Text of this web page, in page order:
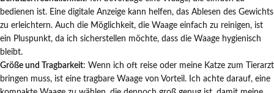
bedienen ist. Eine digitale Anzeige kann helfen, das Ablesen des Gewichts
zu erleichtern. Auch die Möglichkeit, die Waage einfach zu reinigen, ist
ein Pluspunkt, da ich sicherstellen möchte, dass die Waage hygienisch
bleibt.
Größe und Tragbarkeit: Wenn ich oft reise oder meine Katze zum Tierarzt
bringen muss, ist eine tragbare Waage von Vorteil. Ich achte darauf, eine